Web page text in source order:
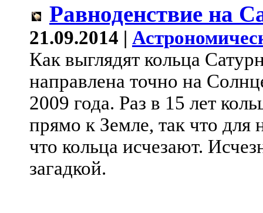
Равноденствие на
21.09.2014 |
Как выглядят кольца
направлена точно на
2009 года. Раз в 15 лет
прямо к Земле, так что для
что кольца исчезают.
загадкой.